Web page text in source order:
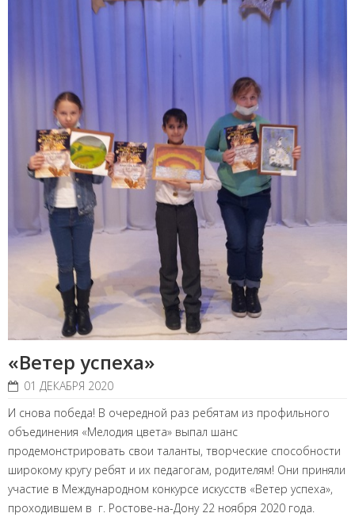
«Ветер успеха»
01 ДЕКАБРЯ 2020
И снова победа! В очередной раз ребятам из профильного
объединения «Мелодия цвета» выпал шанс
продемонстрировать свои таланты, творческие способности
широкому кругу ребят и их педагогам, родителям! Они приняли
участие в Международном конкурсе искусств «Ветер успеха»,
проходившем в г. Ростове-на-Дону 22 ноября 2020 года.